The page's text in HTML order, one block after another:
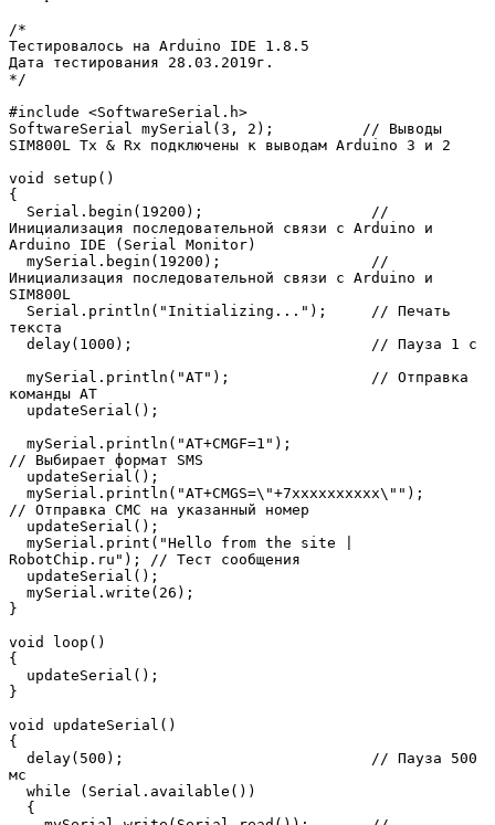
/*
Тестировалось на Arduino IDE 1.8.5
Дата тестирования 28.03.2019г.
*/
#include <SoftwareSerial.h>
SoftwareSerial mySerial(3, 2);          // Выводы
SIM800L Tx & Rx подключены к выводам Arduino 3 и 2
void setup()
{
Инициализация последовательной связи с Arduino и
Arduino IDE (Serial Monitor)
Инициализация последовательной связи с Arduino и
SIM800L
текста
команды AT
// Выбирает формат SMS
// Отправка СМС на указанный номер
RobotChip.ru"); // Тест сообщения
}
void loop()
{
}
void updateSerial()
{
мс